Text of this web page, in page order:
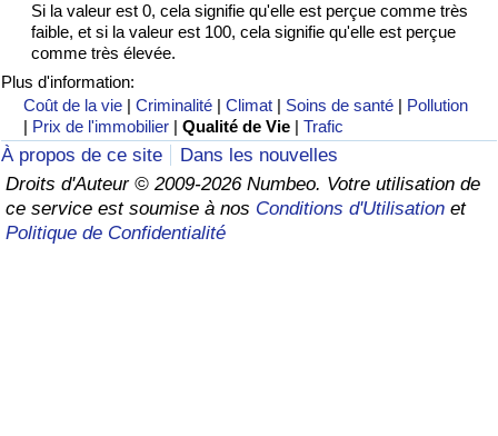
Si la valeur est 0, cela signifie qu'elle est perçue comme très
faible, et si la valeur est 100, cela signifie qu'elle est perçue
comme très élevée.
Plus d'information:
Coût de la vie |Criminalité |Climat | Soins de santé | Pollution
| Prix de l'immobilier |Qualité de Vie |Trafic
À propos de ce site
Dans les nouvelles
Droits d'Auteur © 2009-2026 Numbeo. Votre utilisation de
ce service est soumise à nos Conditions d'Utilisation et
Politique de Confidentialité
Indice des soins de santé (Actuel)
Indice des soins de santé
Indice des soins de santé par Pays
Pollution